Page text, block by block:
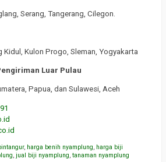
Serang, Tangerang, Cilegon.
Kidul, Kulon Progo, Sleman, Yogyakarta
Luar Pulau
Papua, dan Sulawesi, Aceh
, harga benih nyamplung, harga biji
, jual biji nyamplung, tanaman nyamplung